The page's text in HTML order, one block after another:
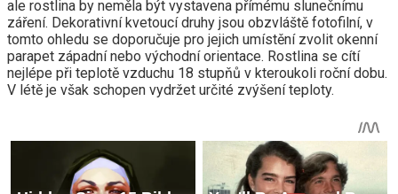
ale rostlina by neměla být vystavena přímému slunečnímu
záření. Dekorativní kvetoucí druhy jsou obzvláště fotofilní, v
tomto ohledu se doporučuje pro jejich umístění zvolit okenní
parapet západní nebo východní orientace. Rostlina se cítí
nejlépe při teplotě vzduchu 18 stupňů v kteroukoli roční dobu.
V létě je však schopen vydržet určité zvýšení teploty.